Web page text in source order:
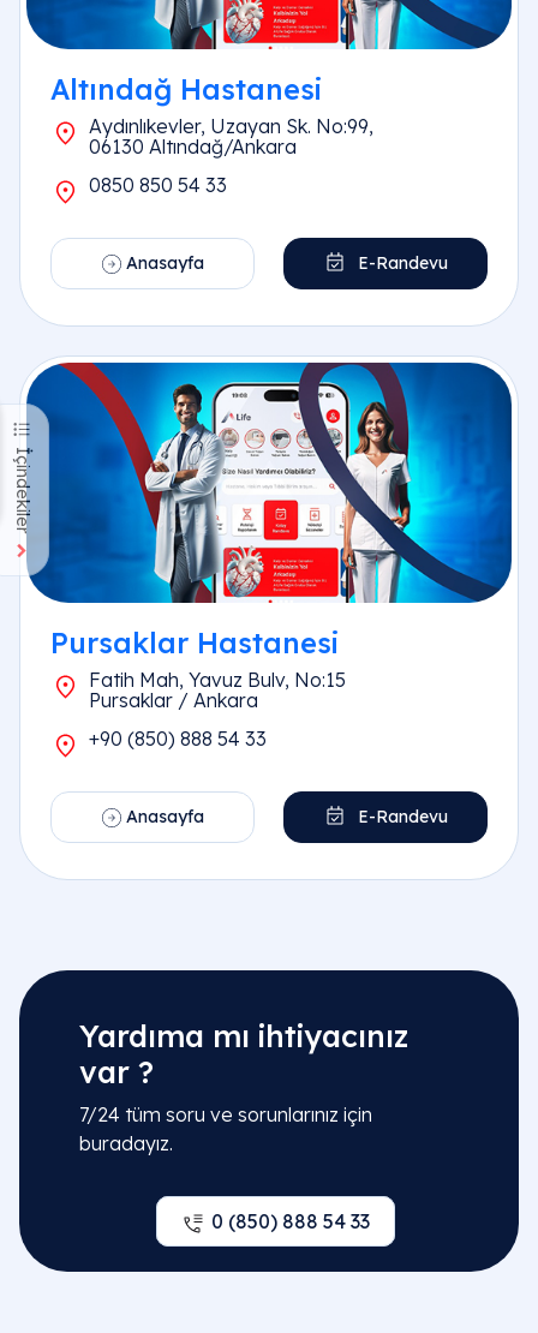
İçindekiler
Altındağ Hastanesi
Aydınlıkevler, Uzayan Sk. No:99,
06130 Altındağ/Ankara
0850 850 54 33
Anasayfa E-Randevu
Pursaklar Hastanesi
Fatih Mah, Yavuz Bulv, No:15
Pursaklar / Ankara
+90 (850) 888 54 33
Anasayfa E-Randevu
Yardıma mı ihtiyacınız
var ?
7/24 tüm soru ve sorunlarınız için
buradayız.
0 (850) 888 54 33